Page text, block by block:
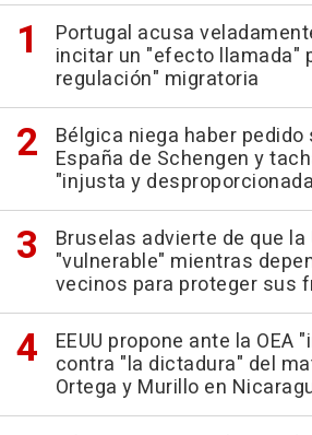
Portugal acusa
incitar un "efecto llamada"
regulación" migratoria
Bélgica niega haber pedido
España de Schengen y
"injusta y
Bruselas advierte de que la
"vulnerable" mientras
vecinos para proteger sus
EEUU propone ante la OEA
contra "la dictadura" del
Ortega y Murillo en